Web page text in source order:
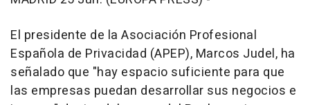
El presidente de la Asociación Profesional
Española de Privacidad (APEP), Marcos Judel, ha
señalado que "hay espacio suficiente para que
las empresas puedan desarrollar sus negocios e